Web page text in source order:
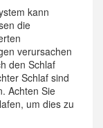
kann
die
verursachen
den Schlaf
Schlaf sind
Achten Sie
um dies zu